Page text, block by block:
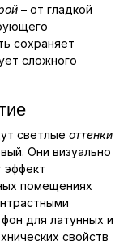
– от гладкой
сохраняет
сложного
светлые оттенки
Они визуально
эффект
помещениях
для латунных и
свойств